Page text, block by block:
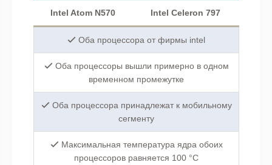
Intel Atom N570 Intel Celeron 797
Оба процессора от фирмы intel
Оба процессоры вышли примерно в одном
временном промежутке
Оба процессора принадлежат к мобильному
сегменту
Максимальная температура ядра обоих
процессоров равняется 100 °C